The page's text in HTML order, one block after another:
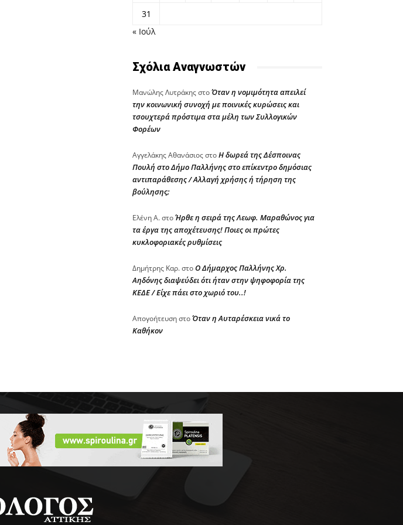
31
« Ιούλ
Σχόλια Αναγνωστών
Μανώλης ΛυτράκηςστοΌταν η νομιμότητα απειλεί
την κοινωνική συνοχή με ποινικές κυρώσεις και
τσουχτερά πρόστιμα στα μέλη των Συλλογικών
Φορέων
Αγγελάκης ΑθανάσιοςστοΗ δωρεά της Δέσποινας
Πουλή στο Δήμο Παλλήνης στο επίκεντρο δημόσιας
αντιπαράθεσης / Αλλαγή χρήσης ή τήρηση της
βούλησης;
Ελένη Α.στοΉρθε η σειρά της Λεωφ. Μαραθώνος για
τα έργα της αποχέτευσης! Ποιες οι πρώτες
κυκλοφοριακές ρυθμίσεις
Δημήτρης Καρ.στοΟ Δήμαρχος Παλλήνης Χρ.
Αηδόνης διαψεύδει ότι ήταν στην ψηφοφορία της
ΚΕΔΕ / Είχε πάει στο χωριό του..!
ΑπογοήτευσηστοΌταν η Αυταρέσκεια νικά το
Καθήκον